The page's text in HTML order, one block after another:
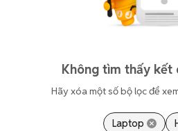
Không tìm thấy kết
Hãy xóa một số bộ lọc để
Laptop